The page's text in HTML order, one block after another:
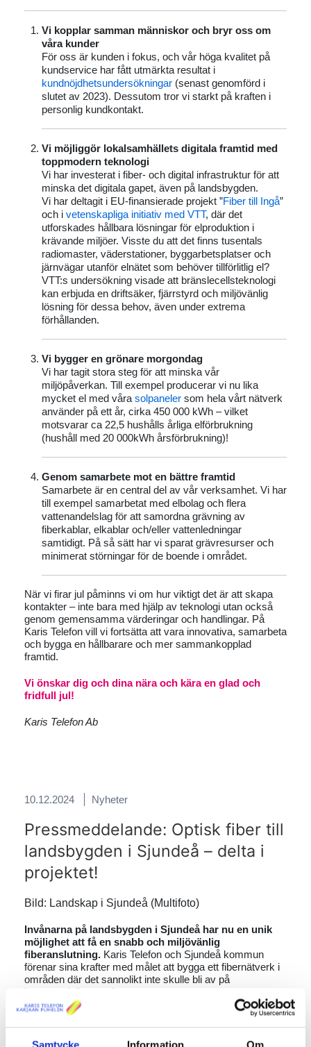
Samtycke Information Om
Vi kopplar samman människor och bryr oss om
våra kunder
För oss är kunden i fokus, och vår höga kvalitet på
kundservice har fått utmärkta resultat i
kundnöjdhetsundersökningar (senast genomförd i
slutet av 2023). Dessutom tror vi starkt på kraften i
personlig kundkontakt.
Vi möjliggör lokalsamhällets digitala framtid med
toppmodern teknologi
Vi har investerat i fiber- och digital infrastruktur för att
minska det digitala gapet, även på landsbygden.
Vi har deltagit i EU-finansierade projekt ”Fiber till Ingå”
och i vetenskapliga initiativ med VTT, där det
utforskades hållbara lösningar för elproduktion i
krävande miljöer. Visste du att det finns tusentals
radiomaster, väderstationer, byggarbetsplatser och
järnvägar utanför elnätet som behöver tillförlitlig el?
VTT:s undersökning visade att bränslecellsteknologi
kan erbjuda en driftsäker, fjärrstyrd och miljövänlig
lösning för dessa behov, även under extrema
förhållanden.
Vi bygger en grönare morgondag
Vi har tagit stora steg för att minska vår
miljöpåverkan. Till exempel producerar vi nu lika
mycket el med våra solpaneler som hela vårt nätverk
använder på ett år, cirka 450 000 kWh – vilket
motsvarar ca 22,5 hushålls årliga elförbrukning
(hushåll med 20 000kWh årsförbrukning)!
Genom samarbete mot en bättre framtid
Samarbete är en central del av vår verksamhet. Vi har
till exempel samarbetat med elbolag och flera
vattenandelslag för att samordna grävning av
fiberkablar, elkablar och/eller vattenledningar
samtidigt. På så sätt har vi sparat grävresurser och
minimerat störningar för de boende i området.
När vi firar jul påminns vi om hur viktigt det är att skapa
kontakter – inte bara med hjälp av teknologi utan också
genom gemensamma värderingar och handlingar. På
Karis Telefon vill vi fortsätta att vara innovativa, samarbeta
och bygga en hållbarare och mer sammankopplad
framtid.
Vi önskar dig och dina nära och kära en glad och
fridfull jul!
Karis Telefon Ab
10.12.2024 Nyheter
Pressmeddelande: Optisk fiber till
landsbygden i Sjundeå – delta i
projektet!
Bild: Landskap i Sjundeå (Multifoto)
Invånarna på landsbygden i Sjundeå har nu en unik
möjlighet att få en snabb och miljövänlig
fiberanslutning. Karis Telefon och Sjundeå kommun
förenar sina krafter med målet att bygga ett fibernätverk i
områden där det sannolikt inte skulle bli av på
kommersiella grunder.